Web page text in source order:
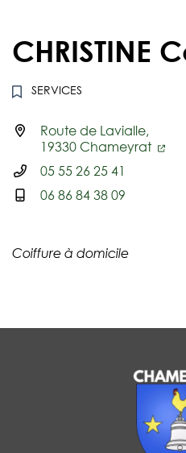
CHRISTINE
SERVICES
Infos utiles
Route de Lavialle,
19330 Chameyrat
05 55 26 25 41
06 86 84 38 09
Coiffure à domicile